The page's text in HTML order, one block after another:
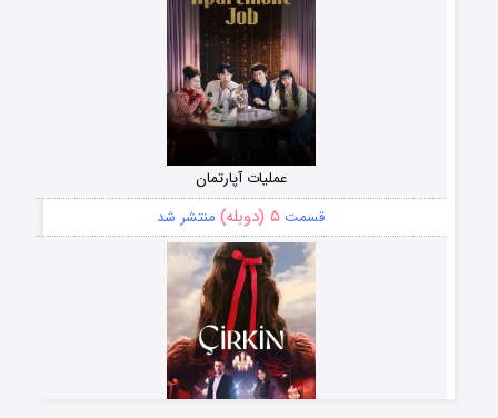
عملیات آپارتمان
قسمت ۵ (دوبله) منتشر شد